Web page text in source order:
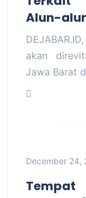
Alun-
akan
Jawa Barat
December 24,
Tempat